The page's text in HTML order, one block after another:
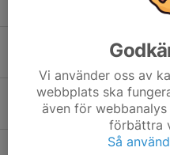
Tråkig nyhet - en
8 apr, 13:45 9
Vårstädning på
7 apr, 20:22 0
Midnight Sun Fly In
Vi använder oss av
webbplats ska
även för
förbättra
Så